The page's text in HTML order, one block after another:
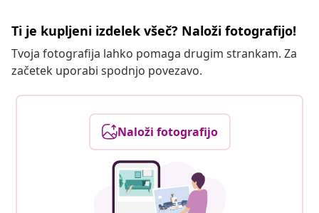
Ti je kupljeni izdelek všeč? Naloži fotografijo!
Tvoja fotografija lahko pomaga drugim strankam. Za
začetek uporabi spodnjo povezavo.
Naloži fotografijo